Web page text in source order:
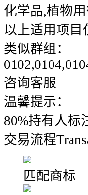
化学品,植物
以上适用项目
类似群组：
咨询客服
温馨提示：
80%持有人标
交易流程
匹配商标